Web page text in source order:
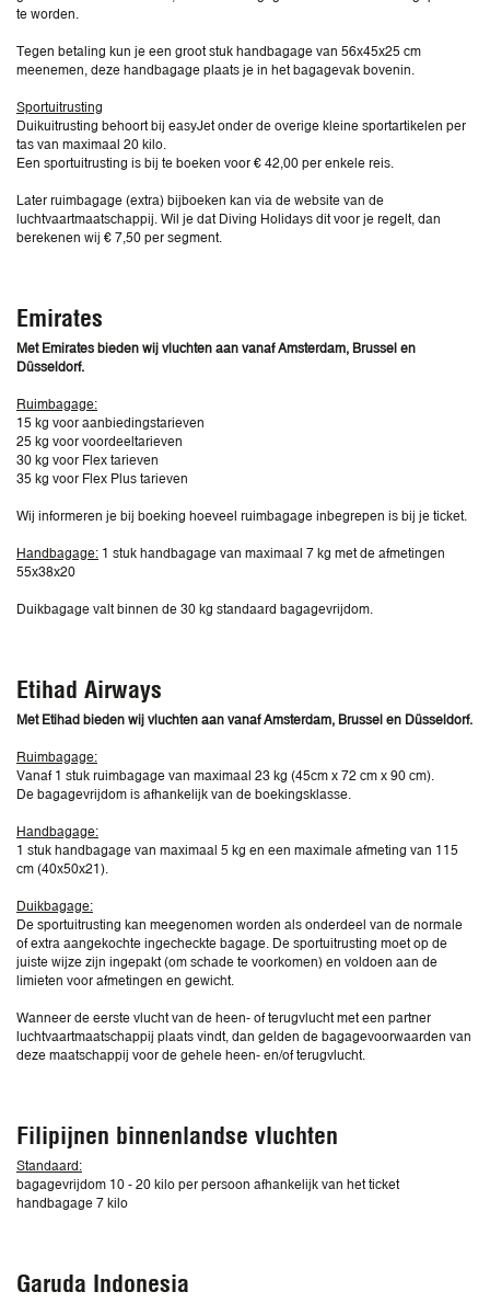
te worden.
Tegen betaling kun je een groot stuk handbagage van 56x45x25 cm
meenemen, deze handbagage plaats je in het bagagevak bovenin.
Sportuitrusting
Duikuitrusting behoort bij easyJet onder de overige kleine sportartikelen per
tas van maximaal 20 kilo.
Een sportuitrusting is bij te boeken voor € 42,00 per enkele reis.
Later ruimbagage (extra) bijboeken kan via de website van de
luchtvaartmaatschappij. Wil je dat Diving Holidays dit voor je regelt, dan
berekenen wij € 7,50 per segment.
Emirates
Met Emirates bieden wij vluchten aan vanaf Amsterdam, Brussel en
Düsseldorf.
Ruimbagage:
15 kg voor aanbiedingstarieven
25 kg voor voordeeltarieven
30 kg voor Flex tarieven
35 kg voor Flex Plus tarieven
Wij informeren je bij boeking hoeveel ruimbagage inbegrepen is bij je ticket.
Handbagage: 1 stuk handbagage van maximaal 7 kg met de afmetingen
55x38x20
Duikbagage valt binnen de 30 kg standaard bagagevrijdom.
Etihad Airways
Met Etihad bieden wij vluchten aan vanaf Amsterdam, Brussel en Düsseldorf.
Ruimbagage:
Vanaf 1 stuk ruimbagage van maximaal 23 kg (45cm x 72 cm x 90 cm).
De bagagevrijdom is afhankelijk van de boekingsklasse.
Handbagage:
1 stuk handbagage van maximaal 5 kg en een maximale afmeting van 115
cm (40x50x21).
Duikbagage:
De sportuitrusting kan meegenomen worden als onderdeel van de normale
of extra aangekochte ingecheckte bagage. De sportuitrusting moet op de
juiste wijze zijn ingepakt (om schade te voorkomen) en voldoen aan de
limieten voor afmetingen en gewicht.
Wanneer de eerste vlucht van de heen- of terugvlucht met een partner
luchtvaartmaatschappij plaats vindt, dan gelden de bagagevoorwaarden van
deze maatschappij voor de gehele heen- en/of terugvlucht.
Filipijnen binnenlandse vluchten
Standaard:
bagagevrijdom 10 - 20 kilo per persoon afhankelijk van het ticket
handbagage 7 kilo
Garuda Indonesia